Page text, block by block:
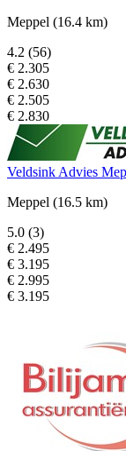
Meppel (16.4 km)
4.2 (56)
€ 2.305
€ 2.630
€ 2.505
€ 2.830
Veldsink Advies
Meppel (16.5 km)
5.0 (3)
€ 2.495
€ 3.195
€ 2.995
€ 3.195